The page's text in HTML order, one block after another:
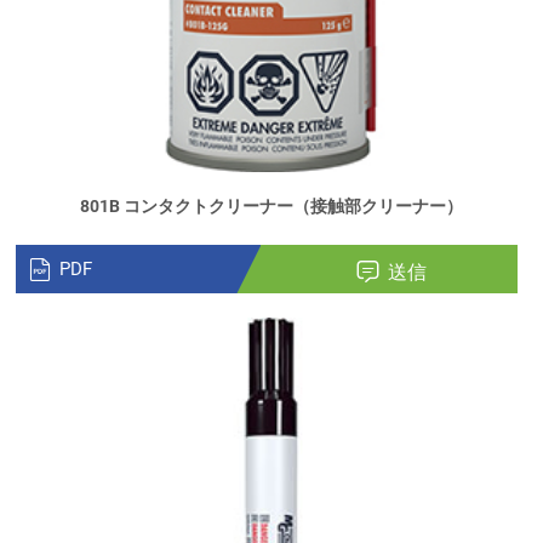
801B コンタクトクリーナー（接触部クリーナー）
PDF 送信